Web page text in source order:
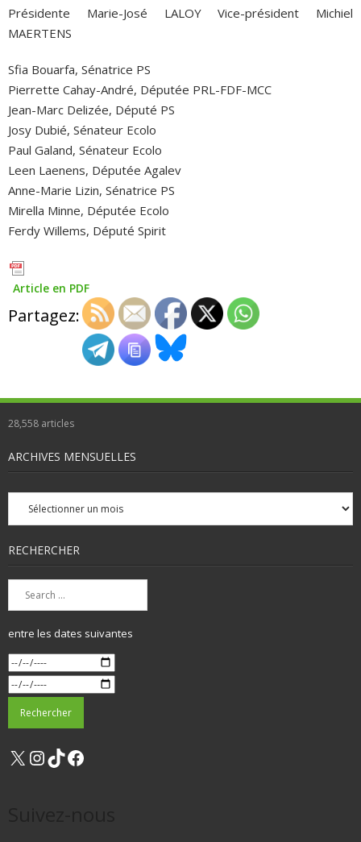
Présidente Marie-José LALOY Vice-président Michiel
MAERTENS
Sfia Bouarfa, Sénatrice PS
Pierrette Cahay-André, Députée PRL-FDF-MCC
Jean-Marc Delizée, Député PS
Josy Dubié, Sénateur Ecolo
Paul Galand, Sénateur Ecolo
Leen Laenens, Députée Agalev
Anne-Marie Lizin, Sénatrice PS
Mirella Minne, Députée Ecolo
Ferdy Willems, Député Spirit
Article en PDF
Partagez:
28,558 articles
ARCHIVES MENSUELLES
Archives
mensuelles
RECHERCHER
entre les dates suivantes
X Instagram
TikTok